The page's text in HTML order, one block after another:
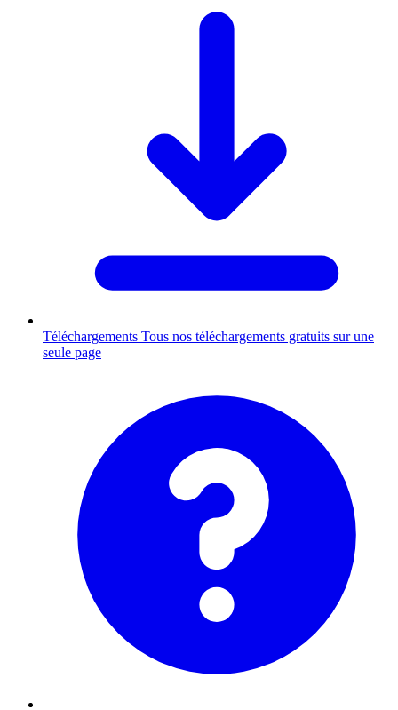
Téléchargements Tous nos téléchargements gratuits sur une
seule page